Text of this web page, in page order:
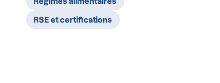
RSE et certifications